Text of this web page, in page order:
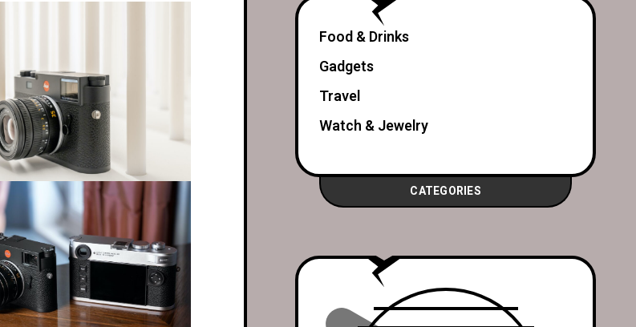
CATEGORIES
Food & Drinks
Gadgets
Travel
Watch & Jewelry